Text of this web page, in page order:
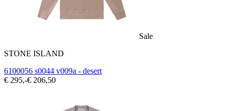
Sale
STONE ISLAND
6100056 s0044 v009a - desert
€ 295,-€ 206,50